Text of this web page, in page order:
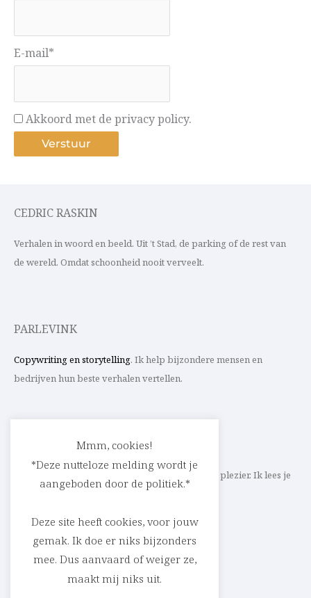
E-mail*
Akkoord met de privacy policy.
CEDRIC RASKIN
Verhalen in woord en beeld. Uit ’t Stad, de parking of de rest van
de wereld. Omdat schoonheid nooit verveelt.
PARLEVINK
Copywriting en storytelling. Ik help bijzondere mensen en
bedrijven hun beste verhalen vertellen.
Schrijf ik straks mee aan jouw verhaal? Met veel plezier. Ik lees je
heel graag op
cedric@parlevink.be
SOCIAL
Facebook
Instagram
Linkedin
Mmm, cookies!
*Deze nutteloze melding wordt je
aangeboden door de politiek.*
Deze site heeft cookies, voor jouw
gemak. Ik doe er niks bijzonders
mee. Dus aanvaard of weiger ze,
maakt mij niks uit.